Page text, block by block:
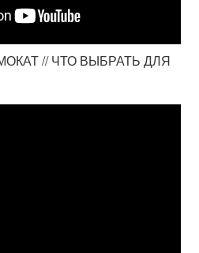
// ЧТО ВЫБРАТЬ ДЛЯ